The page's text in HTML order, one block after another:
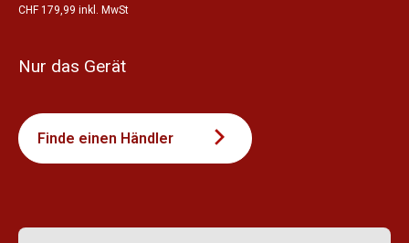
CHF 179,99 inkl. MwSt
Nur das Gerät
Finde einen Händler